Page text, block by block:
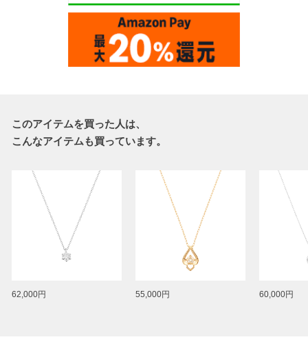
このアイテムを買った人は、
こんなアイテムも買っています。
62,000円 55,000円 60,000円